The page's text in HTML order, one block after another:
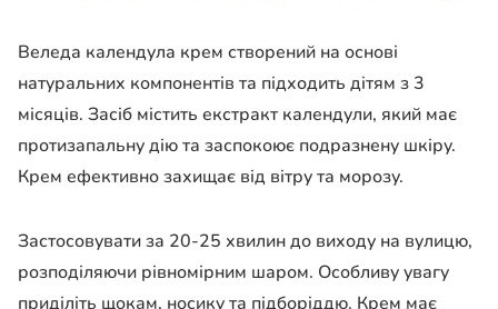
Веледа календула крем створений на основі
натуральних компонентів та підходить дітям з 3
місяців. Засіб містить екстракт календули, який має
протизапальну дію та заспокоює подразнену шкіру.
Крем ефективно захищає від вітру та морозу.
Застосовувати за 20-25 хвилин до виходу на вулицю,
розподіляючи рівномірним шаром. Особливу увагу
приділіть щокам, носику та підборіддю. Крем має